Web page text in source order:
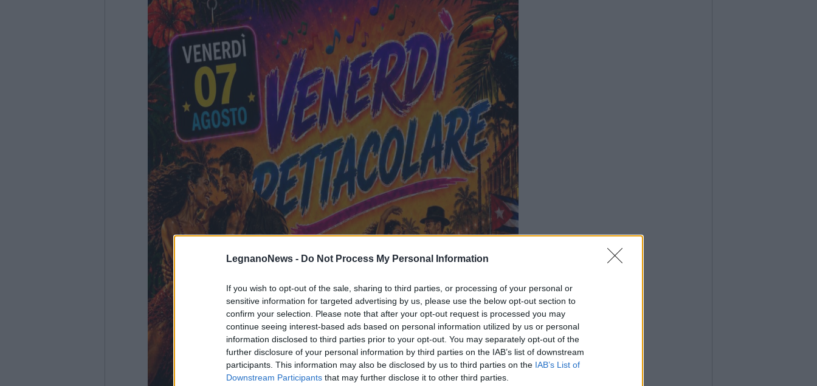
LegnanoNews - Do Not Process My Personal Information
If you wish to opt-out of the sale, sharing to third parties, or processing of your personal or
sensitive information for targeted advertising by us, please use the below opt-out section to
confirm your selection. Please note that after your opt-out request is processed you may
continue seeing interest-based ads based on personal information utilized by us or personal
information disclosed to third parties prior to your opt-out. You may separately opt-out of the
further disclosure of your personal information by third parties on the IAB’s list of downstream
participants. This information may also be disclosed by us to third parties on the IAB’s List of
Downstream Participants that may further disclose it to other third parties.